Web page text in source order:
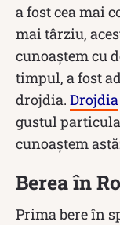
a fost cea mai
mai târziu,
cunoaștem cu
timpul, a fost
drojdia. Drojdia
gustul
cunoaștem
Berea în
Prima bere în